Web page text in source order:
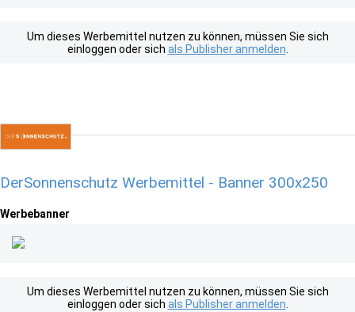
Um dieses Werbemittel nutzen zu können, müssen Sie sich
einloggen oder sich als Publisher anmelden
DerSonnenschutz Werbemittel - Banner 300x250
Werbebanner
Um dieses Werbemittel nutzen zu können, müssen Sie sich
einloggen oder sich als Publisher anmelden